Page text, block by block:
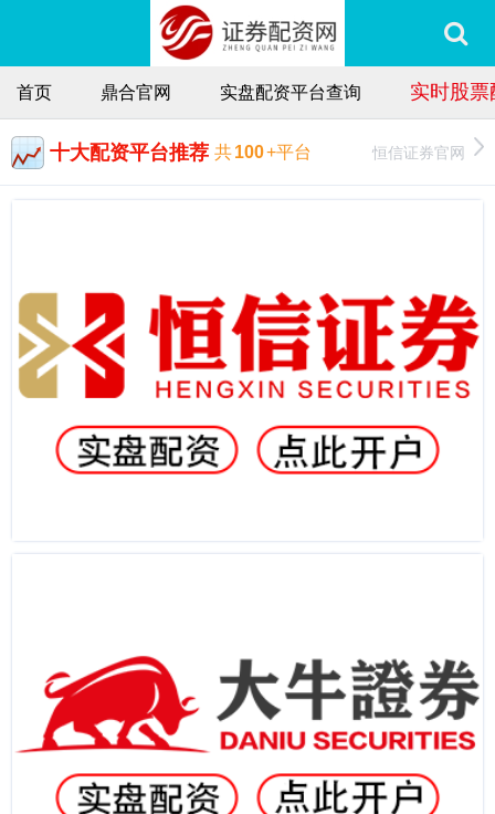
首页 鼎合官网 实盘配资平台查询 实时股
十大配资平台推荐 共100+平台 恒信证券官网